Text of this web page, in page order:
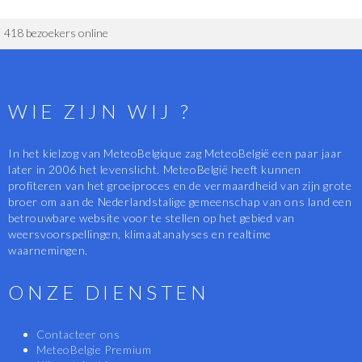
418 bezoekers online
WIE ZIJN WIJ ?
In het kielzog van MeteoBelgique zag MeteoBelgië een paar jaar
later in 2006 het levenslicht. MeteoBelgië heeft kunnen
profiteren van het groeiproces en de vermaardheid van zijn grote
broer om aan de Nederlandstalige gemeenschap van ons land een
betrouwbare website voor te stellen op het gebied van
weersvoorspellingen, klimaatanalyses en realtime
waarnemingen.
ONZE DIENSTEN
Contacteer ons
MeteoBelgie Premium